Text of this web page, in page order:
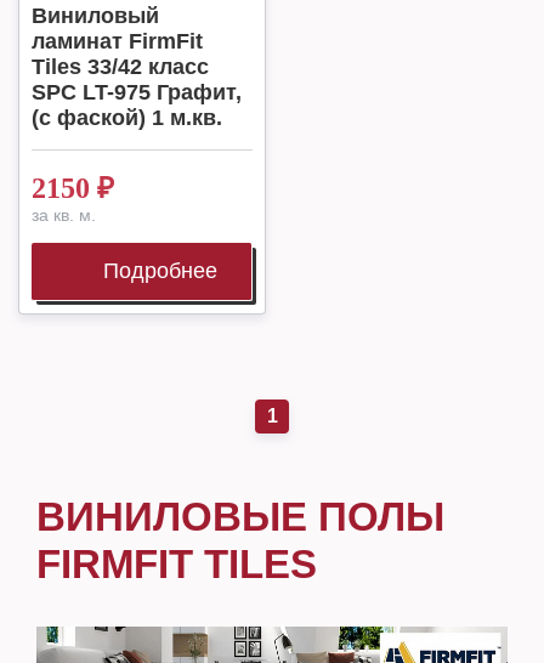
Виниловый
ламинат FirmFit
Tiles 33/42 класс
SPC LT-975 Графит,
(с фаской) 1 м.кв.
2150 ₽
за кв. м.
Подробнее
1
ВИНИЛОВЫЕ ПОЛЫ
FIRMFIT TILES